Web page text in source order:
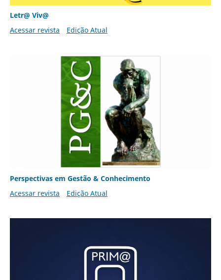
Letr@ Viv@
Acessar revista
Edição Atual
Perspectivas em Gestão & Conhecimento
Acessar revista
Edição Atual